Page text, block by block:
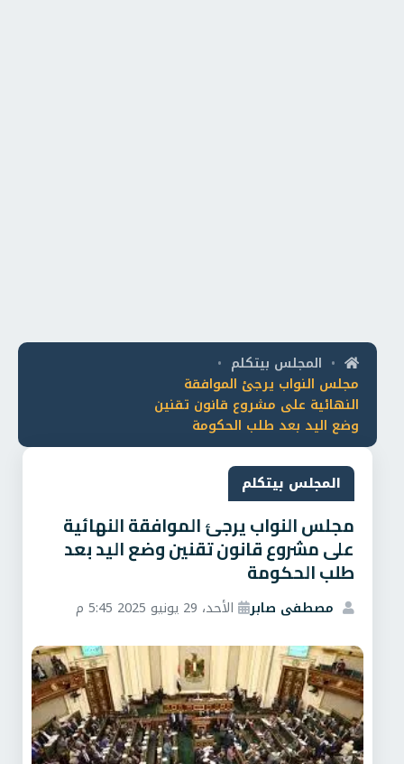
• المجلس بيتكلم •
مجلس النواب يرجئ الموافقة
النهائية على مشروع قانون تقنين
وضع اليد بعد طلب الحكومة
المجلس بيتكلم
مجلس النواب يرجئ الموافقة النهائية
على مشروع قانون تقنين وضع اليد بعد
طلب الحكومة
مصطفى صابر الأحد، 29 يونيو 2025 5:45 م